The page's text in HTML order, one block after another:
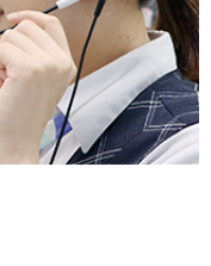
障修理に向かいまし
れ修理でお伺いしま